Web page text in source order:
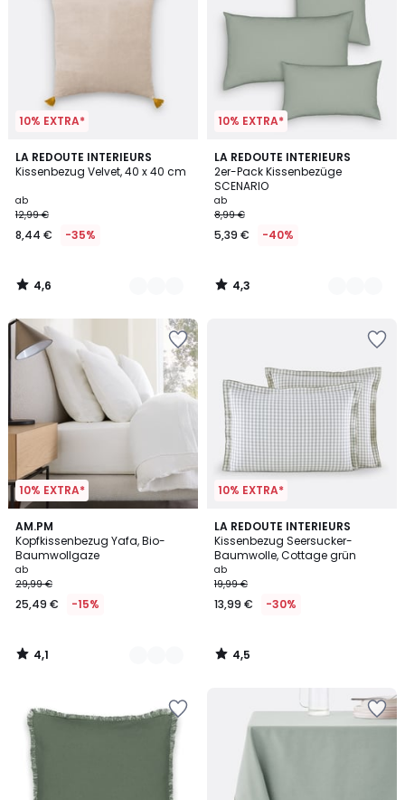
10% EXTRA*
LA REDOUTE INTERIEURS
Kissenbezug Velvet, 40 x 40 cm
ab
12,99 €
8,44 € -35%
4,6
/ 5
10
Farben
4,6
/
10% EXTRA*
LA REDOUTE INTERIEURS
2er-Pack Kissenbezüge
SCENARIO
ab
8,99 €
5,39 € -40%
4,3
/ 5
10
Farben
4,3
/
10% EXTRA*
AM.PM
Kopfkissenbezug Yafa, Bio-
Baumwollgaze
ab
29,99 €
25,49 € -15%
4,1
/ 5
20
Farben
4,1
/
10% EXTRA*
LA REDOUTE INTERIEURS
Kissenbezug Seersucker-
Baumwolle, Cottage grün
ab
19,99 €
13,99 € -30%
4,5
/ 5
4,5
/